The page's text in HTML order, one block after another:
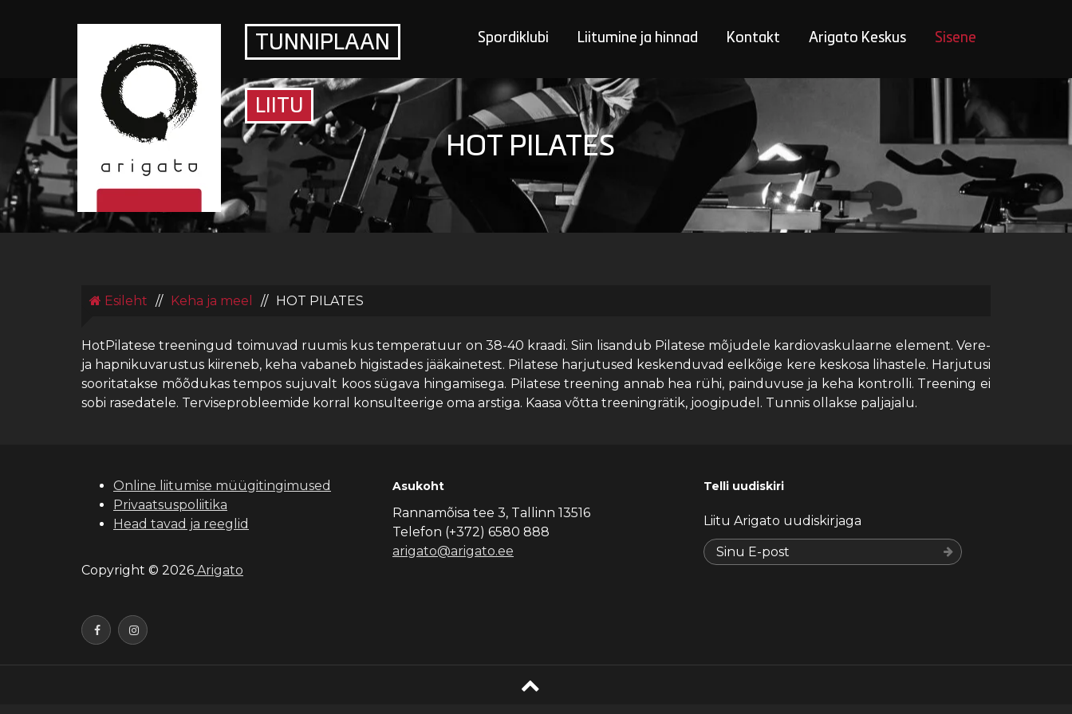
TUNNIPLAAN
LIITU
Spordiklubi Liitumine ja hinnad Kontakt Arigato Keskus Sisene
ARIGATO
SPORDIKLUBI
HOT PILATES
Esileht // Keha ja meel // HOT PILATES
HotPilatese treeningud toimuvad ruumis kus temperatuur on 38-40 kraadi. Siin lisandub Pilatese mõjudele kardiovaskulaarne element. Vere-
ja hapnikuvarustus kiireneb, keha vabaneb higistades jääkainetest. Pilatese harjutused keskenduvad eelkõige kere keskosa lihastele. Harjutusi
sooritatakse mõõdukas tempos sujuvalt koos sügava hingamisega. Pilatese treening annab hea rühi, painduvuse ja keha kontrolli. Treening ei
sobi rasedatele. Terviseprobleemide korral konsulteerige oma arstiga. Kaasa võtta treeningrätik, joogipudel. Tunnis ollakse paljajalu.
Online liitumise müügitingimused
Privaatsuspoliitika
Head tavad ja reeglid
Copyright © 2026 Arigato
Asukoht
Rannamõisa tee 3, Tallinn 13516
Telefon (+372) 6580 888
arigato@arigato.ee
Telli uudiskiri
Liitu Arigato uudiskirjaga